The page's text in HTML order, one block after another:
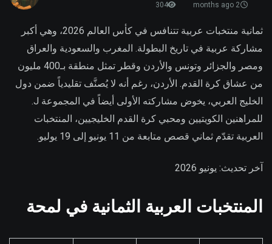
2 months ago
304
ثمانية منتخبات عربية تتنافس في كأس العالم 2026، وهي أكبر
مشاركة عربية في تاريخ البطولة. المغرب والسعودية والعراق
ومصر والجزائر وتونس والأردن وقطر تمثل منطقة بـ400 مليون
من عشاق كرة القدم. الأردن، رغم أنه لا يُصنَّف تقليدياً ضمن دول
الخليج العربي، يخوض مشاركته الأولى أيضاً في المجموعة J.
للمراهنين الكويتيين ومحبي كرة القدم الخليجيين، المنتخبات
العربية تقدّم ثماني قصص متابعة من 11 يونيو إلى 19 يوليو.
آخر تحديث: يونيو 2026
المنتخبات العربية الثمانية في لمحة